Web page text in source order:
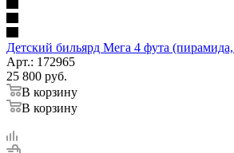
Детский бильярд Мега 4 фута
Арт.: 172965
25 800 руб.
В корзину
В корзину